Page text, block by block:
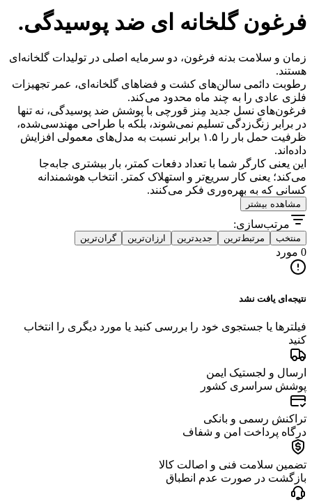
فرغون گلخانه ای ضد پوسیدگی.
زمان و سلامت بدنه فرغون، دو سرمایه اصلی در تولیدات گلخانه‌ای
هستند.
رطوبت دائمی سالن‌های کشت و فضاهای گلخانه‌ای، عمر تجهیزات
فلزی عادی را به چند ماه محدود می‌کند.
فرغون‌های نسل جدید مِنز قورچی با پوشش ضد پوسیدگی، نه تنها
در برابر زنگ‌زدگی تسلیم نمی‌شوند، بلکه با طراحی مهندسی‌شده،
ظرفیت حمل بار را ۱.۵ برابر نسبت به مدل‌های معمولی افزایش
داده‌اند.
این یعنی کارگر شما با تعداد دفعات کمتر، بار بیشتری جابه‌جا
می‌کند؛ یعنی کار سریع‌تر و استهلاک کمتر. انتخاب هوشمندانه
کسانی که به بهره‌وری فکر می‌کنند.
مشاهده بیشتر
مرتب‌سازی:
منتخب مرتبط‌ترین جدیدترین ارزان‌ترین گران‌ترین
0 مورد
نتیجه‌ای یافت نشد
فیلترها یا جستجوی خود را بررسی کنید یا مورد دیگری را انتخاب
کنید
ارسال و لجستیک ایمن
پوشش سراسری کشور
تراکنش رسمی و بانکی
درگاه پرداخت امن و شفاف
تضمین سلامت فنی و اصالت کالا
بازگشت در صورت عدم انطباق